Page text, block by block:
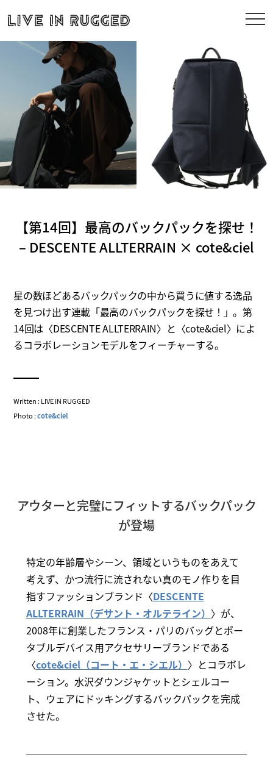
【第14回】最高のバックパックを探せ！
– DESCENTE ALLTERRAIN × cote&ciel
星の数ほどあるバックパックの中から買うに値する逸品
を見つけ出す連載「最高のバックパックを探せ！」。第
14回は〈DESCENTE ALLTERRAIN〉と〈cote&ciel〉によ
るコラボレーションモデルをフィーチャーする。
Written : LIVE IN RUGGED
Photo :cote&ciel
アウターと完璧にフィットするバックパック
が登場
特定の年齢層やシーン、領域というものをあえて
考えず、かつ流行に流されない真のモノ作りを目
指すファッションブランド〈DESCENTE
ALLTERRAIN（デサント・オルテライン） 〉が、
2008年に創業したフランス・パリのバッグとポー
タブルデバイス用アクセサリーブランドである
〈cote&ciel（コート・エ・シエル） 〉とコラボレ
ーション。水沢ダウンジャケットとシェルコー
ト、ウェアにドッキングするバックパックを完成
させた。